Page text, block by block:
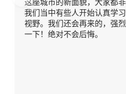
Pre
vio
us
我们当中有些人开始认真学
视野。我们还会再来的，强
一下！绝对不会后悔。